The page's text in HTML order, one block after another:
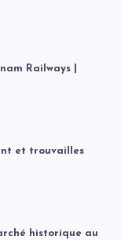
Railways |
et trouvailles
historique au